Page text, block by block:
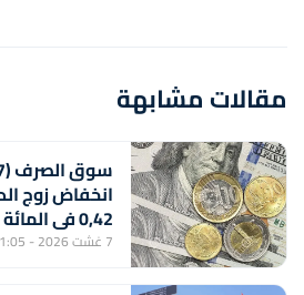
مقالات مشابهة
انخفاض زوج
0,42 في المائة (مركز أبحاث)
7 غشت 2026 - 21:05